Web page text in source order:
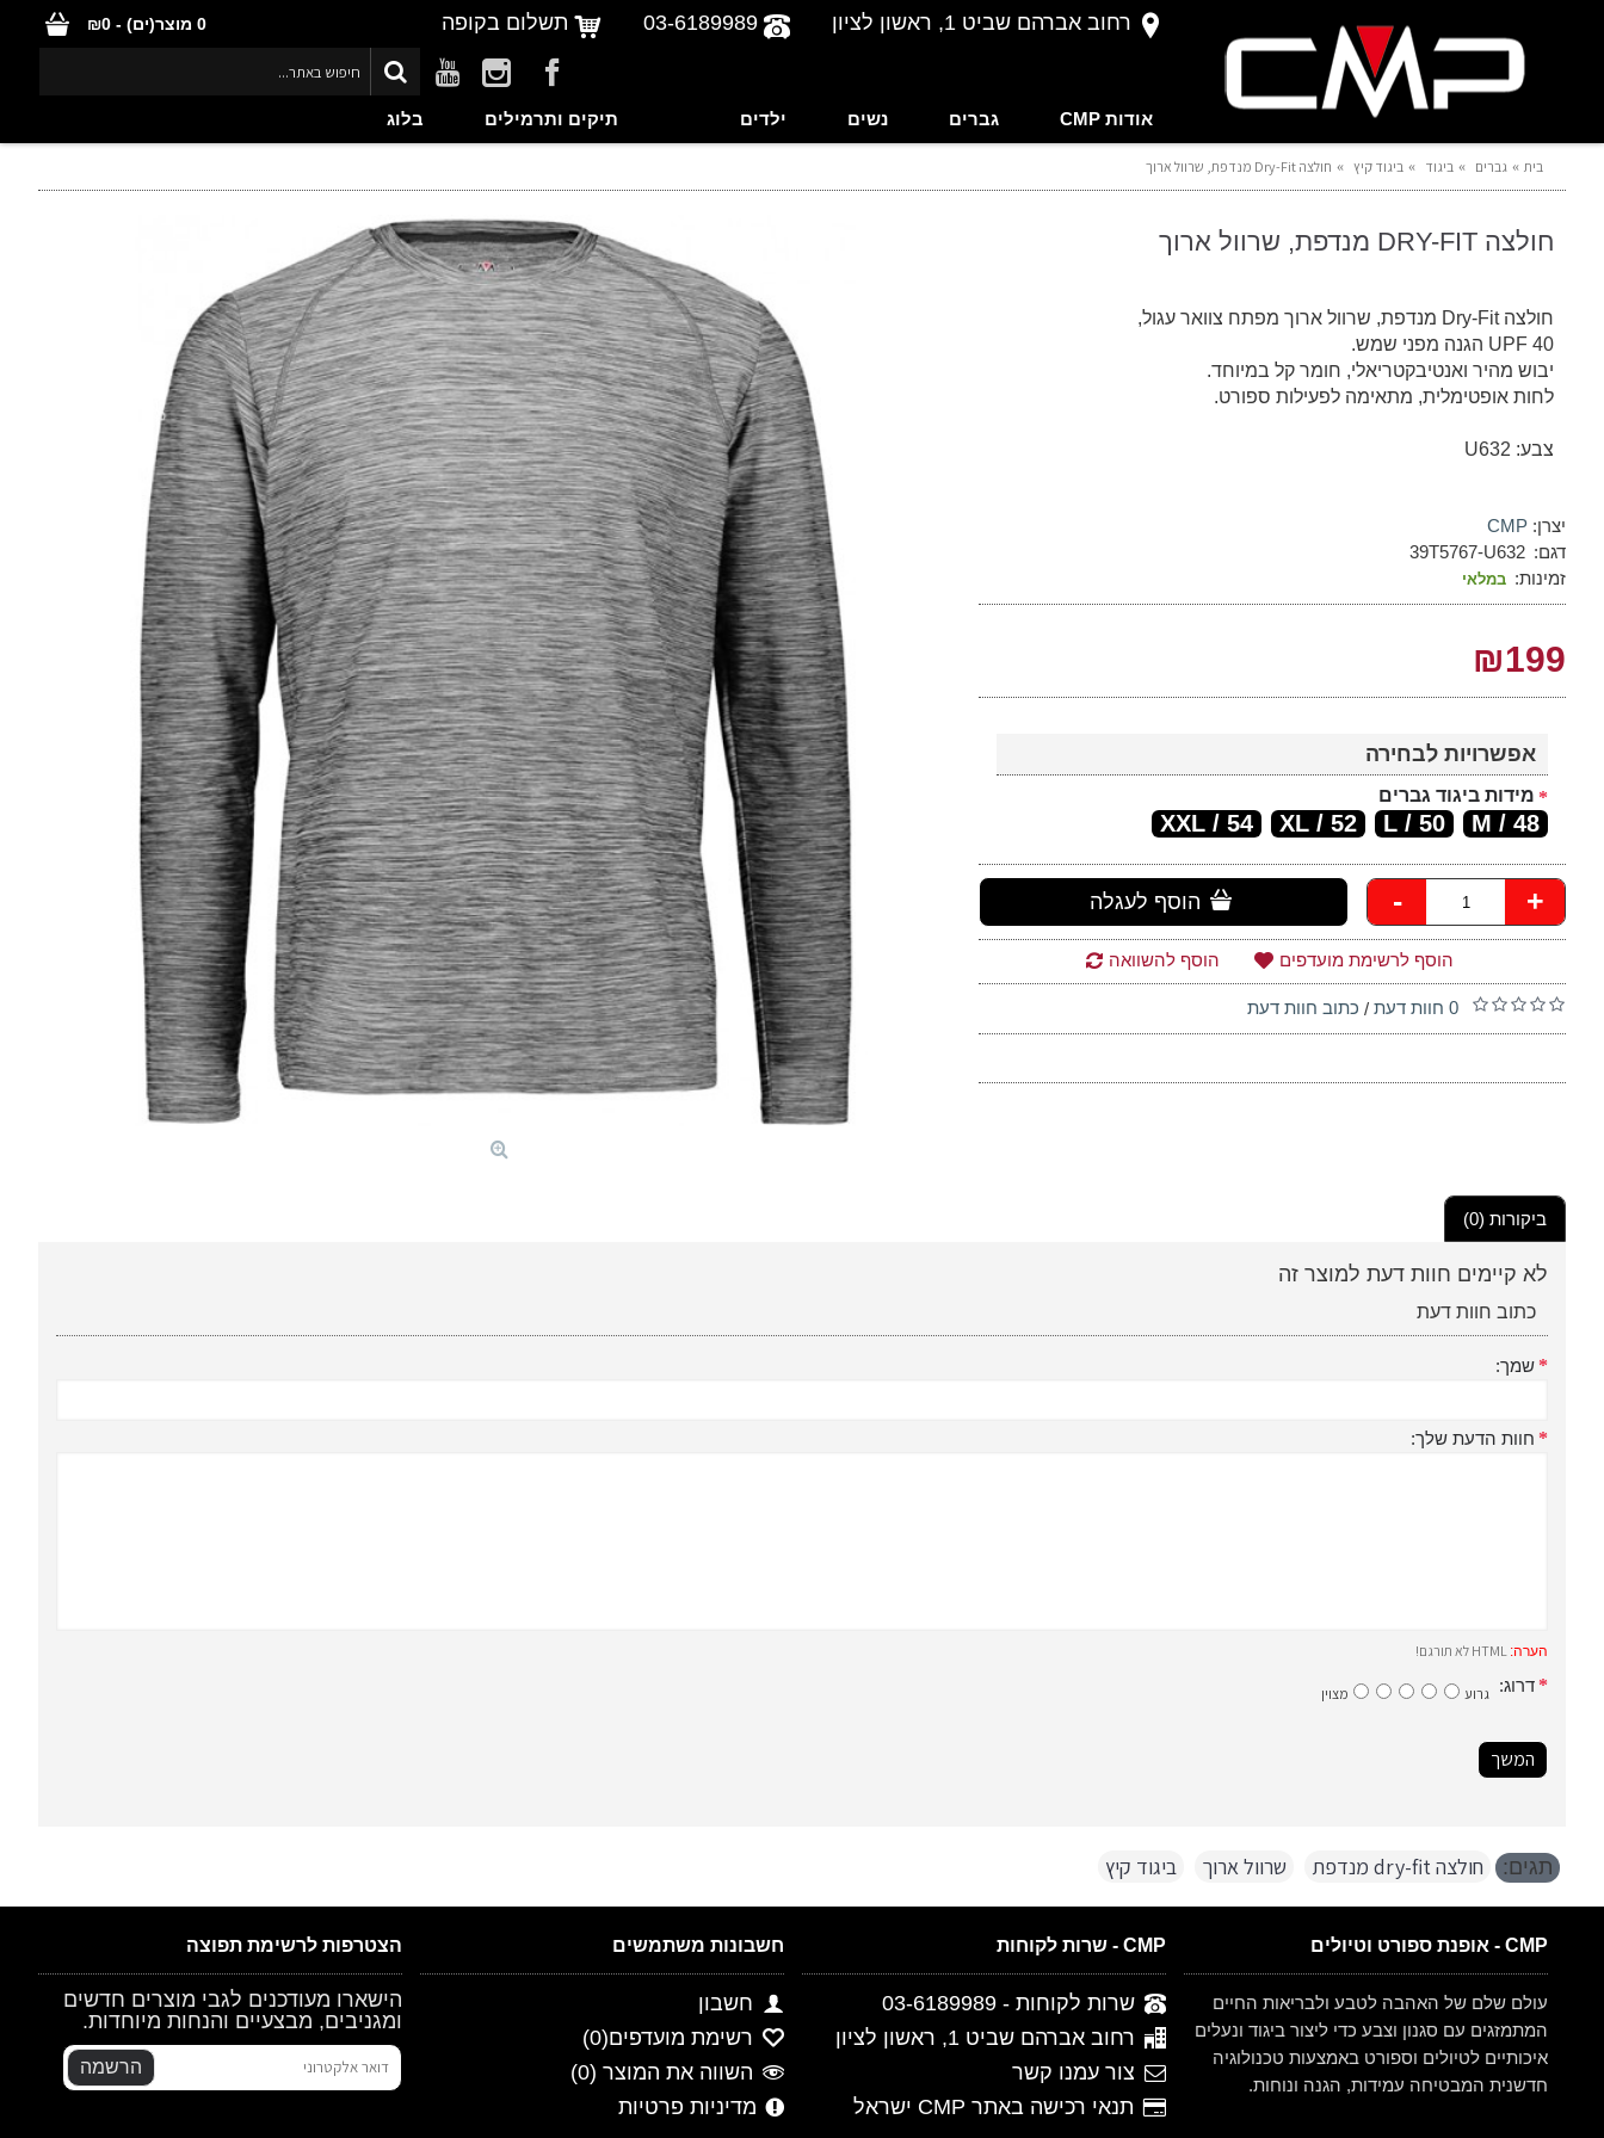
רחוב אברהם שביט 1, ראשון לציון 03-6189989 תשלום בקופה 0 מוצר(ים) - ₪0
אודות CMP גברים נשים ילדים תיקים ותרמילים בלוג
בית גברים ביגוד ביגוד קיץ חולצה Dry-Fit מנדפת, שרוול ארוך
חולצה DRY-FIT מנדפת, שרוול ארוך
חולצה Dry-Fit מנדפת, שרוול ארוך מפתח צוואר עגול,
UPF 40 הגנה מפני שמש.
יבוש מהיר ואנטיבקטריאלי, חומר קל במיוחד.
לחות אופטימלית, מתאימה לפעילות ספורט.
צבע: U632
יצרן: CMP
דגם: 39T5767-U632
זמינות: במלאי
₪199
אפשרויות לבחירה
מידות ביגוד גברים
48 / M
50 / L
52 / XL
54 / XXL
- + הוסף לעגלה
הוסף לרשימת מועדפים הוסף להשוואה
0 חוות דעת / כתוב חוות דעת
ביקורות (0)
לא קיימים חוות דעת למוצר זה
כתוב חוות דעת
שמך:
חוות הדעת שלך:
הערה:
דרוג: גרוע מצוין
המשך
תגים: חולצה dry-fit מנדפת שרוול ארוך ביגוד קיץ
CMP - אופנת ספורט וטיולים
עולם שלם של האהבה לטבע ולבריאות החיים
המתמזגים עם סגנון וצבע כדי ליצור ביגוד ונעלים
איכותיים לטיולים וספורט באמצעות טכנולוגיה
חדשנית המבטיחה עמידות, הגנה ונוחות.
CMP - שרות לקוחות
שרות לקוחות - 03-6189989
רחוב אברהם שביט 1, ראשון לציון
צור עמנו קשר
תנאי רכישה באתר CMP ישראל
חשבונות משתמשים
חשבון
רשימת מועדפים(0
)
השווה את המוצר (0
)
מדיניות פרטיות
הצטרפות לרשימת תפוצה
הישארו מעודכנים לגבי מוצרים חדשים
ומגניבים, מבצעיים והנחות מיוחדות.
הרשמה